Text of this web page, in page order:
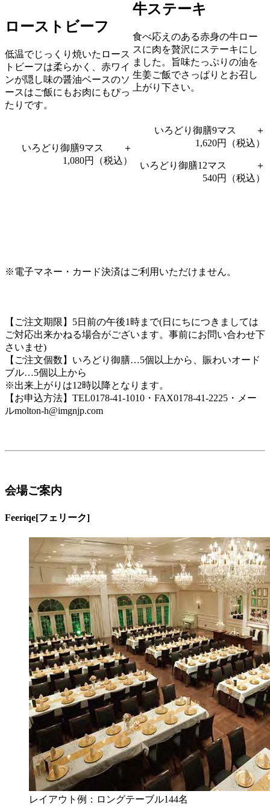
ローストビーフ
低温でじっくり焼いたロース
トビーフは柔らかく、赤ワイ
ンが隠し味の醤油ベースのソ
ースはご飯にもお肉にもぴっ
たりです。
いろどり御膳9マス ＋
1,080円（税込）
牛ステーキ
食べ応えのある赤身の牛ロー
スに肉を贅沢にステーキにし
ました。旨味たっぷりの油を
生姜ご飯でさっぱりとお召し
上がり下さい。
いろどり御膳9マス ＋
1,620円（税込）
いろどり御膳12マス ＋
540円（税込）
※電子マネー・カード決済はご利用いただけません。
【ご注文期限】5日前の午後1時まで(日にちにつきましては
ご対応出来かねる場合がございます。事前にお問い合わせ下
さいませ)
【ご注文個数】いろどり御膳…5個以上から、賑わいオード
ブル…5個以上から
※出来上がりは12時以降となります。
【お申込方法】TEL0178-41-1010・FAX0178-41-2225・メー
ルmolton-h@imgnjp.com
会場ご案内
Feeriqe[フェリーク]
レイアウト例：ロングテーブル144名